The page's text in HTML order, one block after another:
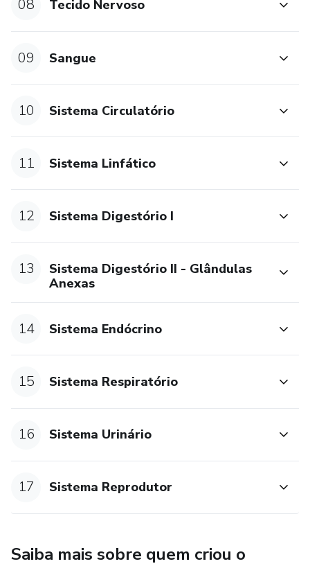
08 Tecido Nervoso
09 Sangue
10 Sistema Circulatório
11 Sistema Linfático
12 Sistema Digestório I
13
Sistema Digestório II - Glândulas
Anexas
14 Sistema Endócrino
15 Sistema Respiratório
16 Sistema Urinário
17 Sistema Reprodutor
Saiba mais sobre quem criou o